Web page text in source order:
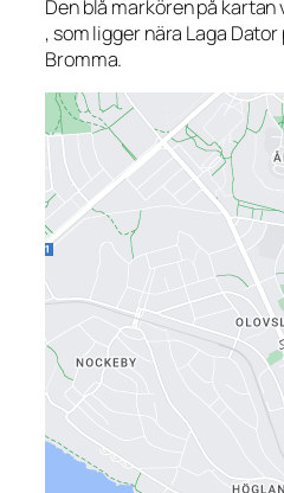
Den blå markören på kartan
, som ligger nära Laga
Bromma.